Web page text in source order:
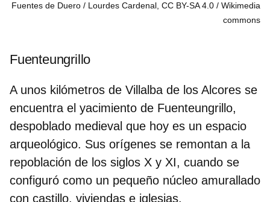
Fuentes de Duero / Lourdes Cardenal, CC BY-SA 4.0
Wikimedia
commons
Fuenteungrillo
A unos kilómetros de Villalba de los Alcores se
encuentra el yacimiento de Fuenteungrillo,
despoblado medieval que hoy es un espacio
arqueológico. Sus orígenes se remontan a la
repoblación de los siglos X y XI, cuando se
configuró como un pequeño núcleo amurallado
con castillo, viviendas e iglesias.